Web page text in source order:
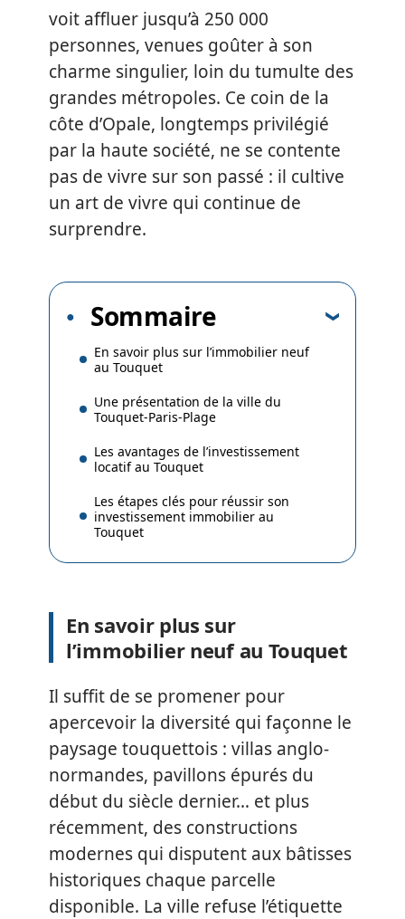
voit affluer jusqu’à 250 000
personnes, venues goûter à son
charme singulier, loin du tumulte des
grandes métropoles. Ce coin de la
côte d’Opale, longtemps privilégié
par la haute société, ne se contente
pas de vivre sur son passé : il cultive
un art de vivre qui continue de
surprendre.
Sommaire
En savoir plus sur l’immobilier neuf
au Touquet
Une présentation de la ville du
Touquet-Paris-Plage
Les avantages de l’investissement
locatif au Touquet
Les étapes clés pour réussir son
investissement immobilier au
Touquet
En savoir plus sur
l’immobilier neuf au Touquet
Il suffit de se promener pour
apercevoir la diversité qui façonne le
paysage touquettois : villas anglo-
normandes, pavillons épurés du
début du siècle dernier… et plus
récemment, des constructions
modernes qui disputent aux bâtisses
historiques chaque parcelle
disponible. La ville refuse l’étiquette